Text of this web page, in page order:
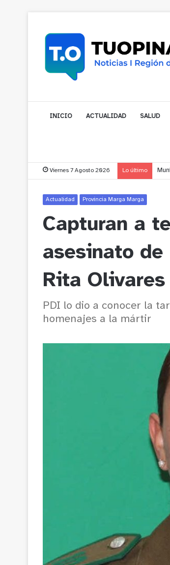
INICIO ACTUALIDAD SALUD
Viernes 7 Agosto 2026 Lo último
Actualidad Provincia Marga Marga
Capturan a
asesinato de
Rita Olivares
PDI lo dio a conocer la
homenajes a la mártir